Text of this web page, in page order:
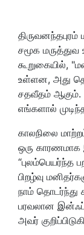
சமூக மருத்துவ
கூறுகையில்,
உள்ளன, அது
சதவீதம் ஆகும்.
எங்களால்
காலநிலை
ஒரு காரணமாக
பிறழ்வு
நாம்
பரவலான
அவர்